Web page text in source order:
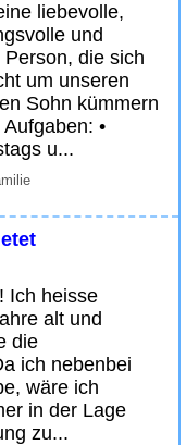
liebevolle,
und
die sich
um unseren
Sohn kümmern
•
u...
Ich heisse
alt und
die
ich nebenbei
wäre ich
in der Lage
zu...